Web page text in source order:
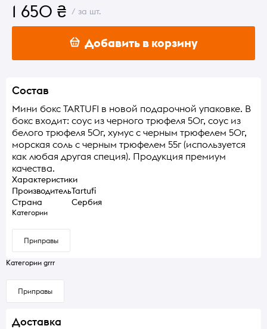
1 650 ₴ / за шт.
Добавить в корзину
Состав
Мини бокс TARTUFI в новой подарочной упаковке. В
бокс входит: соус из черного трюфеля 50г, соус из
белого трюфеля 50г, хумус с черным трюфелем 50г,
морская соль с черным трюфелем 55г (используется
как любая другая специя). Продукция премиум
качества.
Характеристики
ПроизводительTartufi
Страна
Сербия
Категории
Приправы
Категории grrr
Приправы
Доставка